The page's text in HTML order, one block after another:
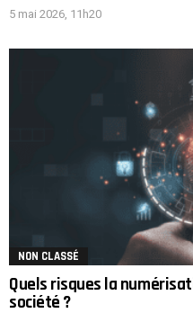
5 mai 2026, 11h20
NON CLASSÉ
Quels risques la
société ?